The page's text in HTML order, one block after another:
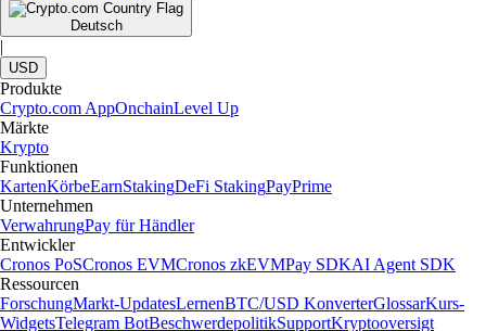
Deutsch
|
USD
Produkte
Crypto.com AppOnchainLevel Up
Märkte
Krypto
Funktionen
KartenKörbeEarnStakingDeFi StakingPayPrime
Unternehmen
VerwahrungPay für Händler
Entwickler
Cronos PoSCronos EVMCronos zkEVMPay SDKAI Agent SDK
Ressourcen
ForschungMarkt-UpdatesLernenBTC/USD KonverterGlossarKurs-
WidgetsTelegram BotBeschwerdepolitikSupportKryptooversigt